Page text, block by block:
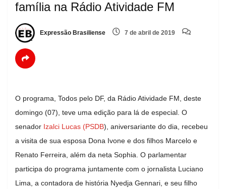
família na Rádio Atividade FM
Expressão Brasiliense 7 de abril de 2019
O programa, Todos pelo DF, da Rádio Atividade FM, deste
domingo (07), teve uma edição para lá de especial. O
senador Izalci Lucas (PSDB), aniversariante do dia, recebeu
a visita de sua esposa Dona Ivone e dos filhos Marcelo e
Renato Ferreira, além da neta Sophia. O parlamentar
participa do programa juntamente com o jornalista Luciano
Lima, a contadora de história Nyedja Gennari, e seu filho